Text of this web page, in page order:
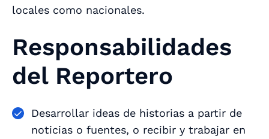
locales como nacionales.
Responsabilidades
del Reportero
Desarrollar ideas de historias a partir de
noticias o fuentes, o recibir y trabajar en